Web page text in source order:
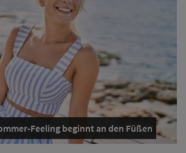
Feeling beginnt an den Füßen